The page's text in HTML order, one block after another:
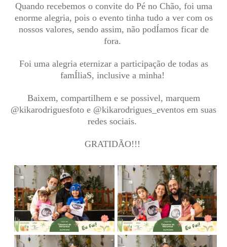
Quando recebemos o convite do Pé no Chão, foi uma
enorme alegria, pois o evento tinha tudo a ver com os
nossos valores, sendo assim, não podÍamos ficar de
fora.
Foi uma alegria eternizar a participação de todas as
famÍliaS, inclusive a minha!
Baixem, compartilhem e se possivel, marquem
@kikarodriguesfoto e @kikarodrigues_eventos em suas
redes sociais.
GRATIDÃO!!!